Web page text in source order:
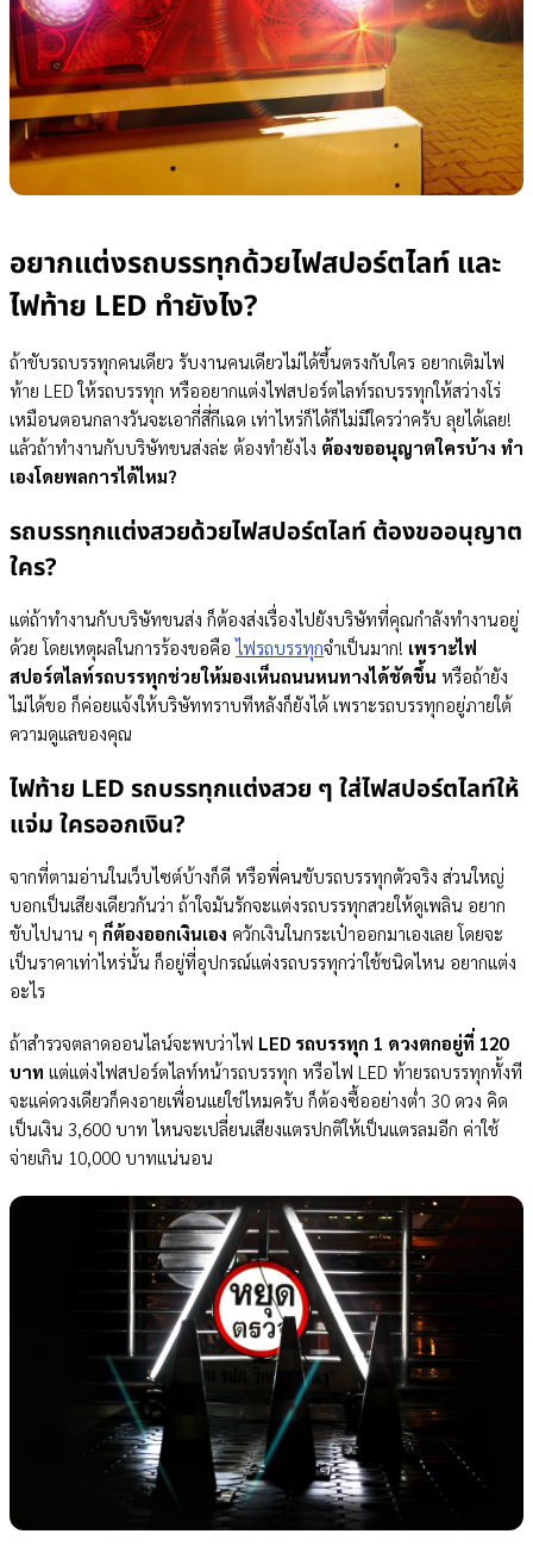
สรุป
อยากแต่งรถบรรทุกด้วยไฟสปอร์ตไลท์ และ
ไฟท้าย LED ทำยังไง?
ถ้าขับรถบรรทุกคนเดียว รับงานคนเดียวไม่ได้ขึ้นตรงกับใคร อยากเติมไฟ
ท้าย LED ให้รถบรรทุก หรืออยากแต่งไฟสปอร์ตไลท์รถบรรทุกให้สว่างโร่
เหมือนตอนกลางวันจะเอากี่สี่กีเฉด เท่าไหร่ก็ได้ก็ไม่มีใครว่าครับ ลุยได้เลย!
แล้วถ้าทำงานกับบริษัทขนส่งล่ะ ต้องทำยังไง ต้องขออนุญาตใครบ้าง ทำ
เองโดยพลการได้ไหม?
รถบรรทุกแต่งสวยด้วยไฟสปอร์ตไลท์ ต้องขออนุญาต
ใคร?
แต่ถ้าทำงานกับบริษัทขนส่ง ก็ต้องส่งเรื่องไปยังบริษัทที่คุณกำลังทำงานอยู่
ด้วย โดยเหตุผลในการร้องขอคือ ไฟรถบรรทุกจำเป็นมาก! เพราะไฟ
สปอร์ตไลท์รถบรรทุกช่วยให้มองเห็นถนนหนทางได้ชัดขึ้น หรือถ้ายัง
ไม่ได้ขอ ก็ค่อยแจ้งให้บริษัททราบทีหลังก็ยังได้ เพราะรถบรรทุกอยู่ภายใต้
ความดูแลของคุณ
ไฟท้าย LED รถบรรทุกแต่งสวย ๆ ใส่ไฟสปอร์ตไลท์ให้
แจ่ม ใครออกเงิน?
จากที่ตามอ่านในเว็บไซต์บ้างก็ดี หรือพี่คนขับรถบรรทุกตัวจริง ส่วนใหญ่
บอกเป็นเสียงเดียวกันว่า ถ้าใจมันรักจะแต่งรถบรรทุกสวยให้ดูเพลิน อยาก
ขับไปนาน ๆ ก็ต้องออกเงินเอง ควักเงินในกระเป๋าออกมาเองเลย โดยจะ
เป็นราคาเท่าไหร่นั้น ก็อยู่ที่อุปกรณ์แต่งรถบรรทุกว่าใช้ชนิดไหน อยากแต่ง
อะไร
ถ้าสำรวจตลาดออนไลน์จะพบว่าไฟ LED รถบรรทุก 1 ดวงตกอยู่ที่ 120
บาท แต่แต่งไฟสปอร์ตไลท์หน้ารถบรรทุก หรือไฟ LED ท้ายรถบรรทุกทั้งที
จะแค่ดวงเดียวก็คงอายเพื่อนแย่ใช่ไหมครับ ก็ต้องซื้ออย่างต่ำ 30 ดวง คิด
เป็นเงิน 3,600 บาท ไหนจะเปลี่ยนเสียงแตรปกติให้เป็นแตรลมอีก ค่าใช้
จ่ายเกิน 10,000 บาทแน่นอน